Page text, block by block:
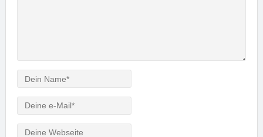
Verfasser
Mail
Webseite